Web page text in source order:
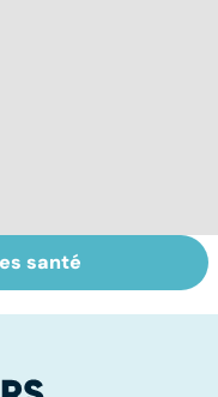
du singe :
santé